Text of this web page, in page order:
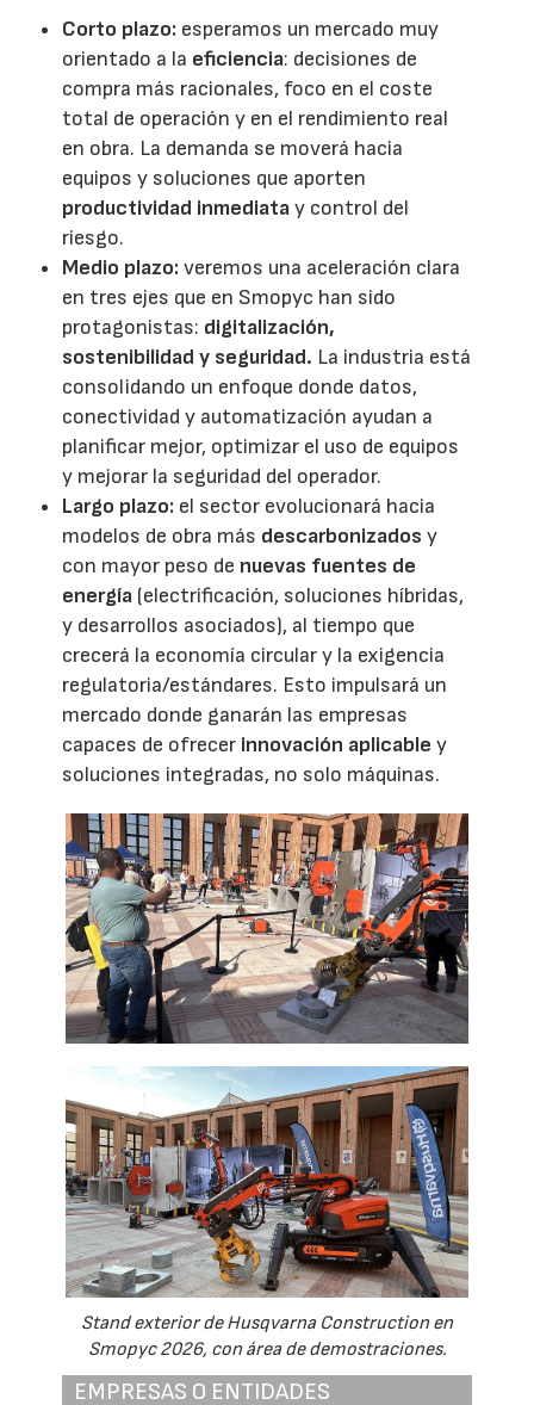
Corto plazo: esperamos un mercado muy
orientado a la eficiencia: decisiones de
compra más racionales, foco en el coste
total de operación y en el rendimiento real
en obra. La demanda se moverá hacia
equipos y soluciones que aporten
productividad inmediatay control del
riesgo.
Medio plazo:veremos una aceleración clara
en tres ejes que en Smopyc han sido
protagonistas: digitalización,
sostenibilidad y seguridad. La industria está
consolidando un enfoque donde datos,
conectividad y automatización ayudan a
planificar mejor, optimizar el uso de equipos
y mejorar la seguridad del operador.
Largo plazo: el sector evolucionará hacia
modelos de obra más descarbonizados y
con mayor peso de nuevas fuentes de
energía (electrificación, soluciones híbridas,
y desarrollos asociados), al tiempo que
crecerá la economía circular y la exigencia
regulatoria/estándares. Esto impulsará un
mercado donde ganarán las empresas
capaces de ofrecer innovación aplicable y
soluciones integradas, no solo máquinas.
Stand exterior de Husqvarna Construction en
Smopyc 2026, con área de demostraciones.
EMPRESAS O ENTIDADES